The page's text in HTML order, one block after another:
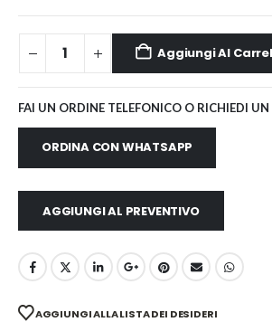
Aggiungi Al
FAI UN ORDINE TELEFONICO O RICHIEDI
ORDINA CON WHATSAPP
AGGIUNGI AL PREVENTIVO
AGGIUNGI ALLA LISTA DEI DESIDERI